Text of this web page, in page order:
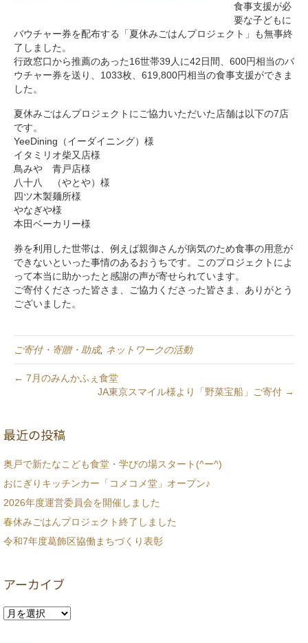
食事支援が必
要な子どもに
バウチャー券を配布する「夏休みごはんプロジェクト」も無事終
了しました。
行政窓口から推薦のあった16世帯39人に42日間、600円相当のバ
ウチャー券を送り、1033枚、619,800円相当の食事支援ができま
した。
夏休みごはんプロジェクトにご協力いただいた店舗は以下の7店
です。
YeeDining（イーダイニング）様
イタミリオ柴又店様
鳥みや 青戸店様
八十八 （やとや）様
四ツ木製麺所様
やなぎや様
本田ベーカリー様
券を利用した世帯は、例えば親御さんが病気のため食事の用意が
できないといった事情のあるおうちです。このプロジェクトによ
って本当に助かったと感謝の声が寄せられています。
ご寄付くださった皆さま、ご協力くださった皆さま、ありがとう
ございました。
ご寄付・寄贈・助成, ネットワークの活動
← 7月のみんかふぇ食堂
JA東京スマイル様より「野菜宝船」ご寄付 →
最近の投稿
奥戸で新たなこども食堂・学びの場スタート(^ー^)
おにぎりキッチンカー「コメコメ堂」オープン♪
2026年度運営委員会を開催しました
春休みごはんプロジェクト終了しました
令和7年度葛飾区協働まちづくり表彰
アーカイブ
ア